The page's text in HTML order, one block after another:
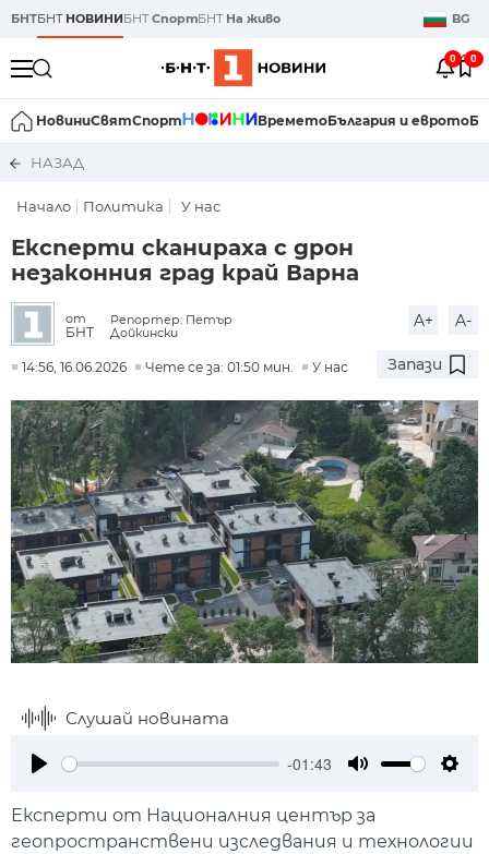
БНТБНТ НОВИНИБНТСпортБНТ На живо BG
0 0
НовиниСвятСпорт ВреметоБългария и еврото
НАЗАД
Начало Политика У нас
Експерти сканираха с дрон
незаконния град край Варна
от
БНТ
Репортер: Петър
Дойкински
A+ A-
14:56, 16.06.2026 Чете се за: 01:50 мин. У нас Запази
Слушай новината
-01:43
Експерти от Националния център за
геопространствени изследвания и технологии